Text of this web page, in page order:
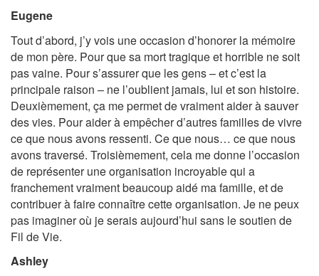
Eugene
Tout d’abord, j’y vois une occasion d’honorer la mémoire
de mon père. Pour que sa mort tragique et horrible ne soit
pas vaine. Pour s’assurer que les gens – et c’est la
principale raison – ne l’oublient jamais, lui et son histoire.
Deuxièmement, ça me permet de vraiment aider à sauver
des vies. Pour aider à empêcher d’autres familles de vivre
ce que nous avons ressenti. Ce que nous… ce que nous
avons traversé. Troisièmement, cela me donne l’occasion
de représenter une organisation incroyable qui a
franchement vraiment beaucoup aidé ma famille, et de
contribuer à faire connaître cette organisation. Je ne peux
pas imaginer où je serais aujourd’hui sans le soutien de
Fil de Vie.
Ashley